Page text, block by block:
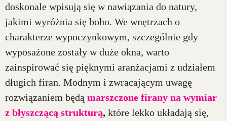
doskonale wpisują się w nawiązania do natury,
jakimi wyróżnia się boho. We wnętrzach o
charakterze wypoczynkowym, szczególnie gdy
wyposażone zostały w duże okna, warto
zainspirować się pięknymi aranżacjami z udziałem
długich firan. Modnym i zwracającym uwagę
rozwiązaniem będą marszczone firany na wymiar
z błyszczącą strukturą, które lekko układają się,